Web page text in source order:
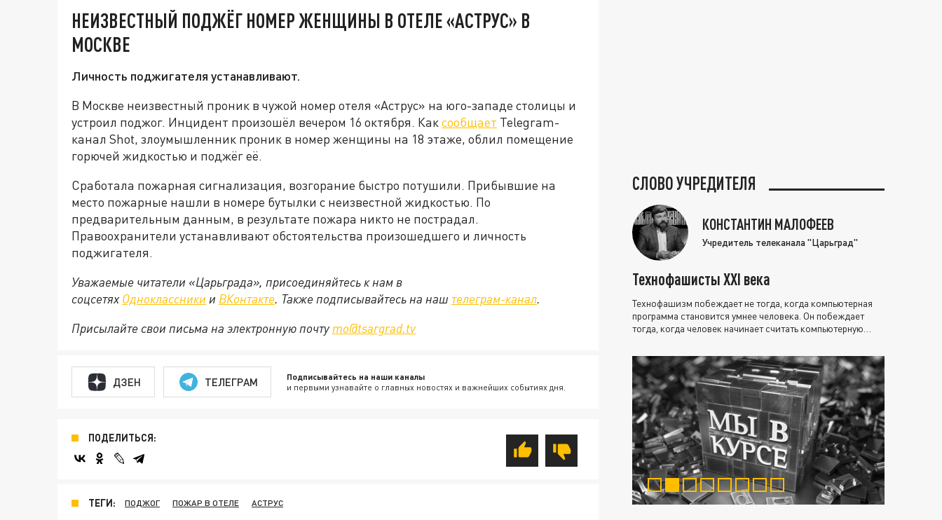
НЕИЗВЕСТНЫЙ ПОДЖЁГ НОМЕР ЖЕНЩИНЫ В ОТЕЛЕ «АСТРУС» В
МОСКВЕ
Личность поджигателя устанавливают.
В Москве неизвестный проник в чужой номер отеля «Аструс» на юго-западе столицы и
устроил поджог. Инцидент произошёл вечером 16 октября. Каксообщает Telegram-
канал Shot, злоумышленник проник в номер женщины на 18 этаже, облил помещение
горючей жидкостью и поджёг её.
Сработала пожарная сигнализация, возгорание быстро потушили. Прибывшие на
место пожарные нашли в номере бутылки с неизвестной жидкостью. По
предварительным данным, в результате пожара никто не пострадал.
Правоохранители устанавливают обстоятельства произошедшего и личность
поджигателя.
Уважаемые читатели «Царьграда», присоединяйтесь к нам в
соцсетях Одноклассники и ВКонтакте. Также подписывайтесь на наш телеграм-канал.
Присылайте свои письма на электронную почту mo@tsargrad.tv
ДЗЕН ТЕЛЕГРАМ Подписывайтесь на наши каналы
и первыми узнавайте о главных новостях и важнейших событиях дня.
ПОДЕЛИТЬСЯ:
ТЕГИ: ПОДЖОГ ПОЖАР В ОТЕЛЕ АСТРУС
СЛОВО УЧРЕДИТЕЛЯ
КОНСТАНТИН МАЛОФЕЕВ
Учредитель телеканала "Царьград"
Технофашисты XXI века
Технофашизм побеждает не тогда, когда компьютерная
программа становится умнее человека. Он побеждает
тогда, когда человек начинает считать компьютерную